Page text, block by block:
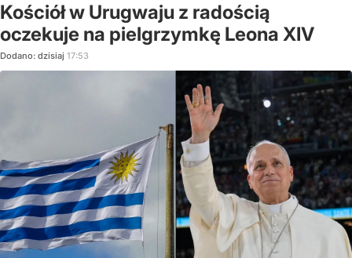
Kościół w Urugwaju z radością
oczekuje na pielgrzymkę Leona XIV
Dodano: dzisiaj 17:53